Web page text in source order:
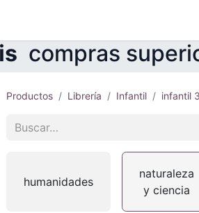
compras
Productos Librería Infantil infantil
humanidades
naturaleza
y ciencia